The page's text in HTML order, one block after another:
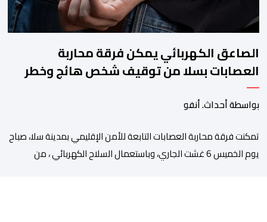
الصاعق الكهربائي يمكن فرقة محاربة
العصابات بسلا من توقيف شخص هائج وخطر
بواسطة أحداث. أنفو
تمكنت فرقة محاربة العصابات التابعة للأمن الإقليمي بمدينة سلا، صباح
يوم الخميس 6 غشت الجاري، وباستعمال السلاح الكهربائي ، من